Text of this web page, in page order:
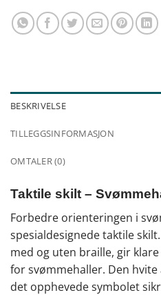
BESKRIVELSE
TILLEGGSINFORMASJON
OMTALER (0)
Taktile skilt –
Forbedre orienteringen i
spesialdesignede taktile
med og uten braille, gir
for svømmehaller. Den
det opphevede symbolet